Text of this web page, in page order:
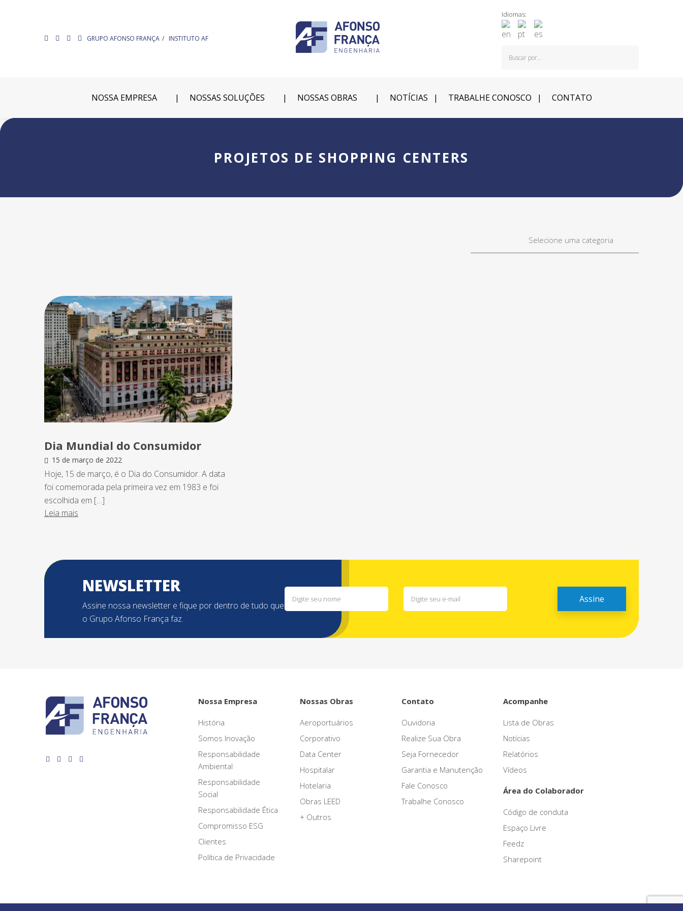
GRUPO AFONSO FRANÇA INSTITUTO AF
Idiomas:
NOSSA EMPRESA NOSSAS SOLUÇÕES NOSSAS OBRAS NOTÍCIAS TRABALHE CONOSCO CONTATO
PROJETOS DE SHOPPING CENTERS
Selecione uma categoria
Dia Mundial do Consumidor
15 de março de 2022
Hoje, 15 de março, é o Dia do Consumidor. A data
foi comemorada pela primeira vez em 1983 e foi
escolhida em […]
Leia mais
NEWSLETTER
Assine nossa newsletter e fique por dentro de tudo que
o Grupo Afonso França faz.
Nossa Empresa
História
Somos Inovação
Responsabilidade
Ambiental
Responsabilidade
Social
Responsabilidade Ética
Compromisso ESG
Clientes
Política de Privacidade
Nossas Obras
Aeroportuários
Corporativo
Data Center
Hospitalar
Hotelaria
Obras LEED
+ Outros
Contato
Ouvidoria
Realize Sua Obra
Seja Fornecedor
Garantia e Manutenção
Fale Conosco
Trabalhe Conosco
Acompanhe
Lista de Obras
Notícias
Relatórios
Vídeos
Área do Colaborador
Código de conduta
Espaço Livre
Feedz
Sharepoint